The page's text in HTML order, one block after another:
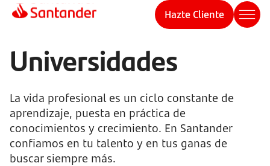
Hazte Cliente
Universidades
La vida profesional es un ciclo constante de
aprendizaje, puesta en práctica de
conocimientos y crecimiento. En Santander
confiamos en tu talento y en tus ganas de
buscar siempre más.